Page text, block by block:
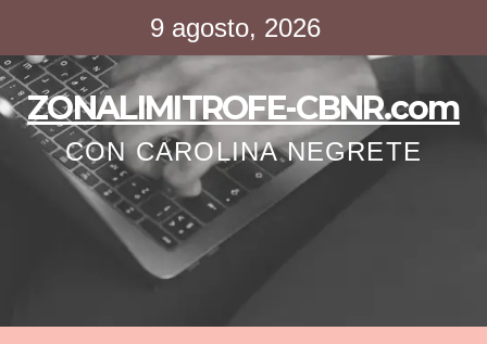
contenido
9 agosto, 2026
ZONALIMITROFE-CBNR.com
CON CAROLINA NEGRETE